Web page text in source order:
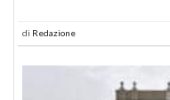
di Redazione